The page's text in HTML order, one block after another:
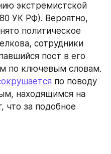
экстремистской
УК РФ). Вероятно,
политическое
сотрудники
пост в его
по ключевым словам.
по поводу
находящимся на
что за подобное